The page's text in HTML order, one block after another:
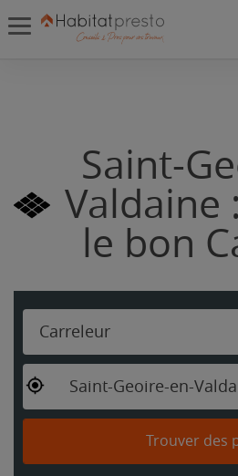
Saint-
Valdaine
le bon
Carreleur
Saint-Geoire-en-
Trouver des